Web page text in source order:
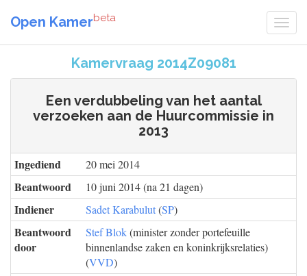
Open Kamerbeta
Kamervraag 2014Z09081
Een verdubbeling van het aantal
verzoeken aan de Huurcommissie in
2013
Ingediend 20 mei 2014
Beantwoord 10 juni 2014 (na 21 dagen)
Indiener Sadet Karabulut(SP)
Beantwoord
door
Stef Blok(minister zonder portefeuille
binnenlandse zaken en koninkrijksrelaties)
(VVD)